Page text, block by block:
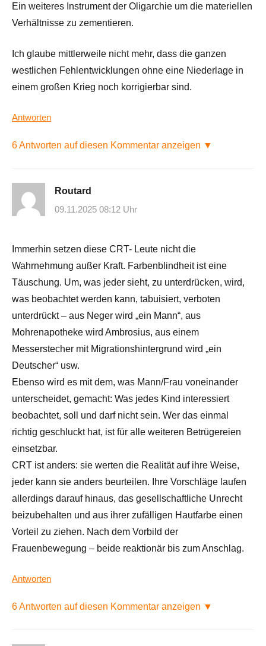
Ein weiteres Instrument der Oligarchie um die materiellen
Verhältnisse zu zementieren.
Ich glaube mittlerweile nicht mehr, dass die ganzen
westlichen Fehlentwicklungen ohne eine Niederlage in
einem großen Krieg noch korrigierbar sind.
Antworten
6 Antworten auf diesen Kommentar anzeigen ▼
Routard
09.11.2025 08:12 Uhr
Immerhin setzen diese CRT- Leute nicht die
Wahrnehmung außer Kraft. Farbenblindheit ist eine
Täuschung. Um, was jeder sieht, zu unterdrücken, wird,
was beobachtet werden kann, tabuisiert, verboten
unterdrückt – aus Neger wird „ein Mann“, aus
Mohrenapotheke wird Ambrosius, aus einem
Messerstecher mit Migrationshintergrund wird „ein
Deutscher“ usw.
Ebenso wird es mit dem, was Mann/Frau voneinander
unterscheidet, gemacht: Was jedes Kind interessiert
beobachtet, soll und darf nicht sein. Wer das einmal
richtig geschluckt hat, ist für alle weiteren Betrügereien
einsetzbar.
CRT ist anders: sie werten die Realität auf ihre Weise,
jeder kann sie anders beurteilen. Ihre Vorschläge laufen
allerdings darauf hinaus, das gesellschaftliche Unrecht
beizubehalten und aus ihrer zufälligen Hautfarbe einen
Vorteil zu ziehen. Nach dem Vorbild der
Frauenbewegung – beide reaktionär bis zum Anschlag.
Antworten
6 Antworten auf diesen Kommentar anzeigen ▼